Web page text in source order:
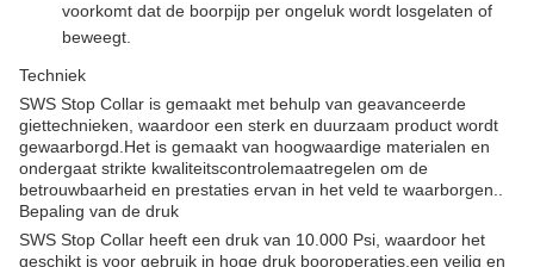
voorkomt dat de boorpijp per ongeluk wordt losgelaten of
beweegt.
Techniek
SWS Stop Collar is gemaakt met behulp van geavanceerde
giettechnieken, waardoor een sterk en duurzaam product wordt
gewaarborgd.Het is gemaakt van hoogwaardige materialen en
ondergaat strikte kwaliteitscontrolemaatregelen om de
betrouwbaarheid en prestaties ervan in het veld te waarborgen..
Bepaling van de druk
SWS Stop Collar heeft een druk van 10.000 Psi, waardoor het
geschikt is voor gebruik in hoge druk booroperaties.een veilig en